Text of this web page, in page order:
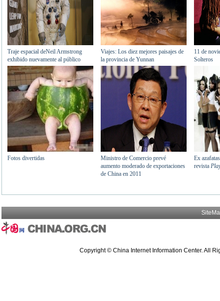
Copyright © China Internet Information Center. All